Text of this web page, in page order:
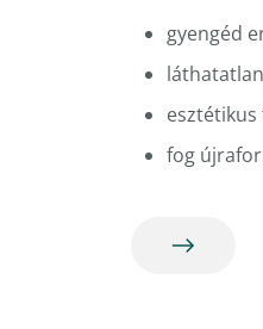
gyengéd
fog